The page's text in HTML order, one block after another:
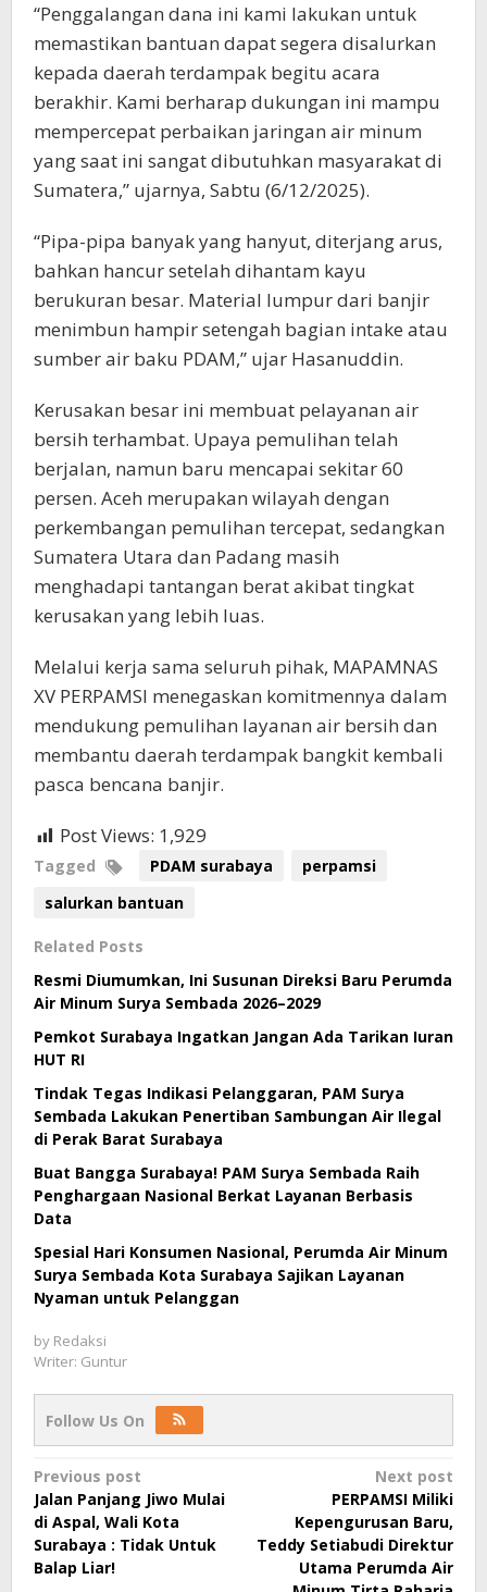
“Penggalangan dana ini kami lakukan untuk
memastikan bantuan dapat segera disalurkan
kepada daerah terdampak begitu acara
berakhir. Kami berharap dukungan ini mampu
mempercepat perbaikan jaringan air minum
yang saat ini sangat dibutuhkan masyarakat di
Sumatera,” ujarnya, Sabtu (6/12/2025).
“Pipa-pipa banyak yang hanyut, diterjang arus,
bahkan hancur setelah dihantam kayu
berukuran besar. Material lumpur dari banjir
menimbun hampir setengah bagian intake atau
sumber air baku PDAM,” ujar Hasanuddin.
Kerusakan besar ini membuat pelayanan air
bersih terhambat. Upaya pemulihan telah
berjalan, namun baru mencapai sekitar 60
persen. Aceh merupakan wilayah dengan
perkembangan pemulihan tercepat, sedangkan
Sumatera Utara dan Padang masih
menghadapi tantangan berat akibat tingkat
kerusakan yang lebih luas.
Melalui kerja sama seluruh pihak, MAPAMNAS
XV PERPAMSI menegaskan komitmennya dalam
mendukung pemulihan layanan air bersih dan
membantu daerah terdampak bangkit kembali
pasca bencana banjir.
Post Views: 1,929
Tagged PDAM surabaya
perpamsi
salurkan bantuan
Related Posts
Resmi Diumumkan, Ini Susunan Direksi Baru Perumda
Air Minum Surya Sembada 2026–2029
Pemkot Surabaya Ingatkan Jangan Ada Tarikan Iuran
HUT RI
Tindak Tegas Indikasi Pelanggaran, PAM Surya
Sembada Lakukan Penertiban Sambungan Air Ilegal
di Perak Barat Surabaya
Buat Bangga Surabaya! PAM Surya Sembada Raih
Penghargaan Nasional Berkat Layanan Berbasis
Data
Spesial Hari Konsumen Nasional, Perumda Air Minum
Surya Sembada Kota Surabaya Sajikan Layanan
Nyaman untuk Pelanggan
by Redaksi
Writer: Guntur
Follow Us On
Post
navigation
Previous post
Jalan Panjang Jiwo Mulai
di Aspal, Wali Kota
Surabaya : Tidak Untuk
Balap Liar!
Next post
PERPAMSI Miliki
Kepengurusan Baru,
Teddy Setiabudi Direktur
Utama Perumda Air